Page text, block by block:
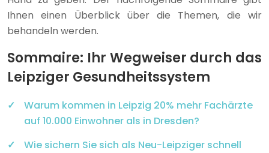
Ihnen einen Überblick über die Themen, die wir
behandeln werden.
Sommaire: Ihr Wegweiser durch das
Leipziger Gesundheitssystem
Warum kommen in Leipzig 20% mehr Fachärzte
auf 10.000 Einwohner als in Dresden?
Wie sichern Sie sich als Neu-Leipziger schnell